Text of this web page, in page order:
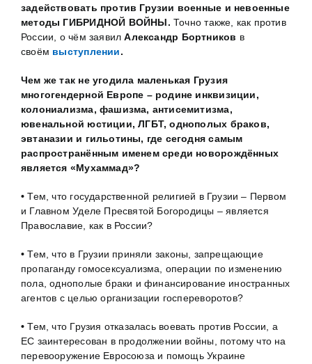
задействовать против Грузии военные и невоенные
методы ГИБРИДНОЙ ВОЙНЫ.Точно также, как против
России, о чём заявилАлександр Бортников в
своём выступлении.
Чем же так не угодила маленькая Грузия
многогендерной Европе – родине инквизиции,
колониализма, фашизма, антисемитизма,
ювенальной юстиции, ЛГБТ, однополых браков,
эвтаназии и гильотины, где сегодня самым
распространённым именем среди новорождённых
является «Мухаммад»?
• Тем, что государственной религией в Грузии – Первом
и Главном Уделе Пресвятой Богородицы – является
Православие, как в России?
• Тем, что в Грузии приняли законы, запрещающие
пропаганду гомосексуализма, операции по изменению
пола, однополые браки и финансирование иностранных
агентов с целью организации госпереворотов?
• Тем, что Грузия отказалась воевать против России, а
ЕС заинтересован в продолжении войны, потому что на
перевооружение Евросоюза и помощь Украине